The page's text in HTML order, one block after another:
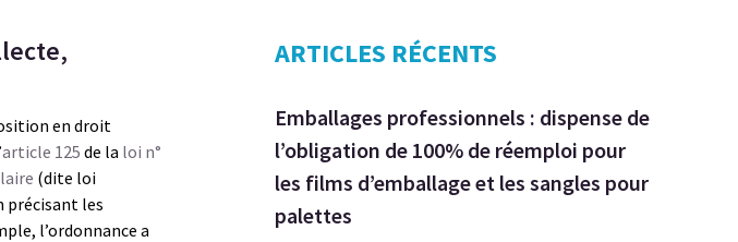
en droit
article 125 de la loi n°
(dite loi
précisant les
l’ordonnance a
ARTICLES RÉCENTS
Emballages professionnels : dispense de
l’obligation de 100% de réemploi pour
les films d’emballage et les sangles pour
palettes